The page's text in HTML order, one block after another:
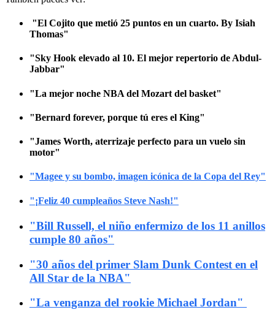
"El Cojito que metió 25 puntos en un cuarto. By Isiah
Thomas"
"Sky Hook elevado al 10. El mejor repertorio de Abdul-
Jabbar"
"La mejor noche NBA del Mozart del basket"
"Bernard forever, porque tú eres el King"
"James Worth, aterrizaje perfecto para un vuelo sin
motor"
"Magee y su bombo, imagen icónica de la Copa del Rey"
"¡Feliz 40 cumpleaños Steve Nash!"
"Bill Russell, el niño enfermizo de los 11 anillos
cumple 80 años"
"30 años del primer Slam Dunk Contest en el
All Star de la NBA"
"La venganza del rookie Michael Jordan"